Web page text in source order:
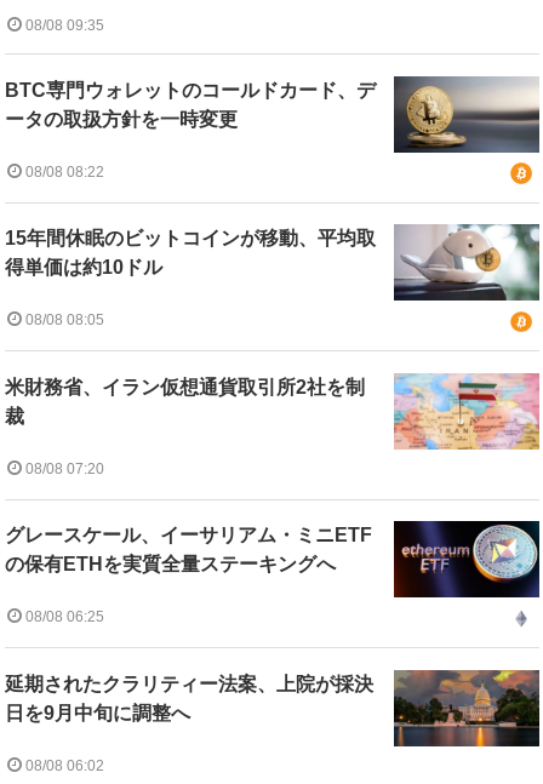
08/08 09:35
BTC専門ウォレットのコールドカード、デ
ータの取扱方針を一時変更
08/08 08:22
15年間休眠のビットコインが移動、平均取
得単価は約10ドル
08/08 08:05
米財務省、イラン仮想通貨取引所2社を制
裁
08/08 07:20
グレースケール、イーサリアム・ミニETF
の保有ETHを実質全量ステーキングへ
08/08 06:25
延期されたクラリティー法案、上院が採決
日を9月中旬に調整へ
08/08 06:02